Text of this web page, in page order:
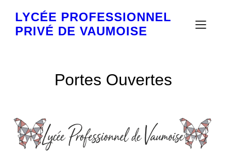
LYCÉE PROFESSIONNEL
PRIVÉ DE VAUMOISE
Portes Ouvertes